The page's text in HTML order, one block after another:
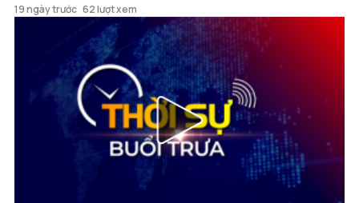
19 ngày trước 62 lượt xem